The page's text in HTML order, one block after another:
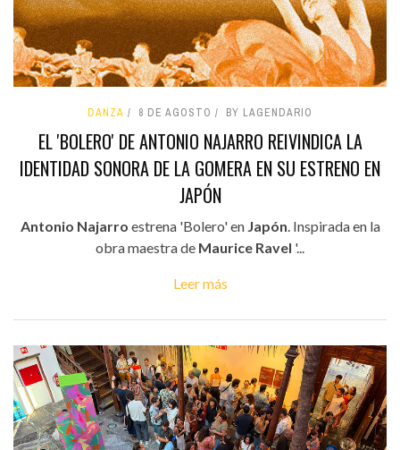
DANZA 8 DE AGOSTO BY LAGENDARIO
EL 'BOLERO' DE ANTONIO NAJARRO REIVINDICA LA
IDENTIDAD SONORA DE LA GOMERA EN SU ESTRENO EN
JAPÓN
Antonio Najarro estrena 'Bolero' en Japón . Inspirada en la
obra maestra de Maurice Ravel '...
Leer más